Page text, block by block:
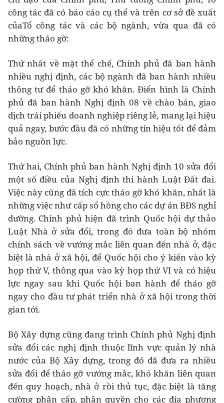
công tác đã có báo cáo cụ thể và trên cơ sở đề xuất
củaTổ công tác và các bộ ngành, vừa qua đã có
những tháo gỡ:
Thứ nhất về mặt thể chế, Chính phủ đã ban hành
nhiều nghị định, các bộ ngành đã ban hành nhiều
thông tư để tháo gỡ khó khăn. Điển hình là Chính
phủ đã ban hành Nghị định 08 về chào bán, giao
dịch trái phiếu doanh nghiệp riêng lẻ, mang lại hiệu
quả ngay, bước đầu đã có những tín hiệu tốt để đảm
bảo nguồn lực.
Thứ hai, Chính phủ ban hành Nghị định 10 sửa đổi
một số điều của Nghị định thi hành Luật Đất đai.
Việc này cũng đã tích cực tháo gỡ khó khăn, nhất là
những việc như cấp sổ hồng cho các dự án BĐS nghỉ
dưỡng. Chính phủ hiện đã trình Quốc hội dự thảo
Luật Nhà ở sửa đổi, trong đó đưa toàn bộ nhóm
chính sách về vướng mắc liên quan đến nhà ở, đặc
biệt là nhà ở xã hội, để Quốc hội cho ý kiến vào kỳ
họp thứ V, thông qua vào kỳ họp thứ VI và có hiệu
lực ngay sau khi Quốc hội ban hành để tháo gỡ
ngay cho đầu tư phát triển nhà ở xã hội trong thời
gian tới.
Bộ Xây dựng cũng đang trình Chính phủ Nghị định
sửa đổi các nghị định thuộc lĩnh vực quản lý nhà
nước của Bộ Xây dựng, trong đó đã đưa ra nhiều
sửa đổi để tháo gỡ vướng mắc, khó khăn liên quan
đến quy hoạch, nhà ở rồi thủ tục, đặc biệt là tăng
cường phân cấp, phân quyền cho các địa phương